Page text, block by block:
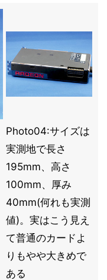
Photo04:サイズは
実測地で長さ
195mm、高さ
100mm、厚み
40mm(何れも実測
値)。実はこう見え
て普通のカードよ
りもやや大きめで
ある